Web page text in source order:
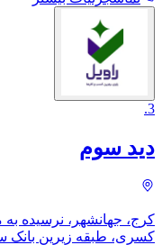
3
.
دید سوم
کرج، جهانشهر، نرسیده
کسری، طبقه زیرین بانک